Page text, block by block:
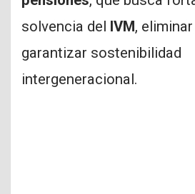
solvencia del IVM,
garantizar sostenibilidad
intergeneracional.